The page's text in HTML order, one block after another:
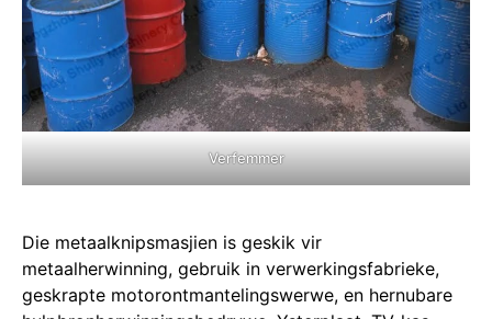
Verfemmer
Die metaalknipsmasjien is geskik vir
metaalherwinning, gebruik in verwerkingsfabrieke,
geskrapte motorontmantelingswerwe, en hernubare